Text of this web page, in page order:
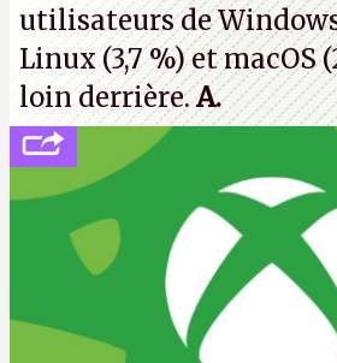
utilisateurs de Windows
Linux (3,7 %) et macOS
loin derrière.A.